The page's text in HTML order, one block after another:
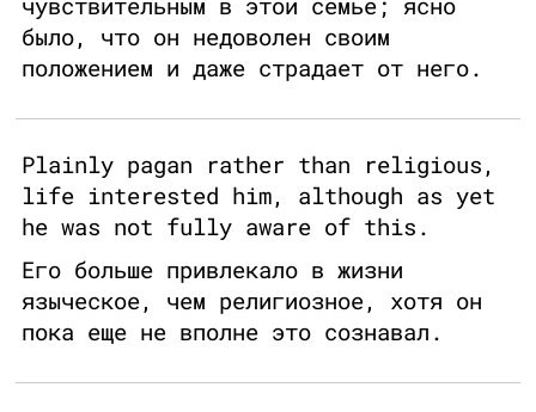
было, что он недоволен своим
положением и даже страдает от него.
Plainly pagan rather than religious,
life interested him, although as yet
he was not fully aware of this.
Его больше привлекало в жизни
языческое, чем религиозное, хотя он
пока еще не вполне это сознавал.